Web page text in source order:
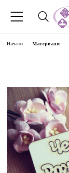
Начало Материали